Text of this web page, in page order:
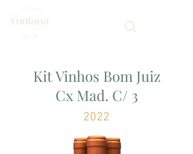
Kit Vinhos Bom Juiz
Cx Mad. C/ 3
2022